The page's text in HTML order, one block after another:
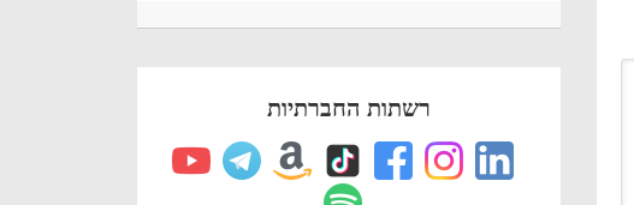
רשתות החברתיות